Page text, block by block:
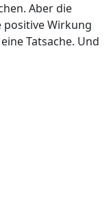
Aber die
positive Wirkung
Tatsache. Und